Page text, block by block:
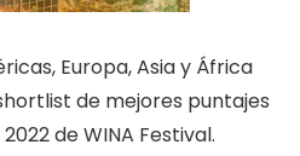
Europa, Asia y África
de mejores puntajes
de WINA Festival.